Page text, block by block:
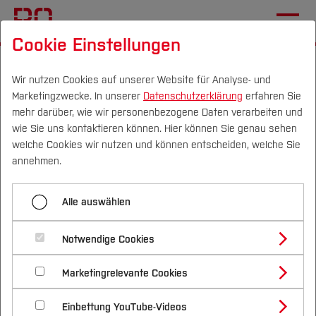
Campus Personen DE|EN Quicklinks
Studium
Studienangebote
Bachelorstudiengänge
Masterstudiengänge
Vor dem Studium
Bewerben & Einschreiben
Bewerbungsportal
Im Studium
Studienbüros und Prüfungen
Nach dem Studium
Forschung & Transfer
Profil
Forschungs- und Transferprofil
Schwerpunkte (FuT)
Beratung & Förderung
Nachhaltigkeit
Nachhaltigkeit studieren
International
Menü aufklappen
WEiterbildung
test
Mehrseitenformular
Mein Formular
Anmeldung zu Event XY
Hier kann man sich anmelden zu gbanz vielen
Events. Hier kann man sich anmelden zu gbanz
vielen Events. Hier kann man sich anmelden zu
Cookie Einstellungen
Wir nutzen Cookies auf unserer Website für Analyse- und
Marketingzwecke. In unserer Datenschutzerklärung erfahren Sie
mehr darüber, wie wir personenbezogene Daten verarbeiten und
wie Sie uns kontaktieren können. Hier können Sie genau sehen
welche Cookies wir nutzen und können entscheiden, welche Sie
annehmen.
Alle auswählen
Notwendige Cookies
Marketingrelevante Cookies
Einbettung YouTube-Videos